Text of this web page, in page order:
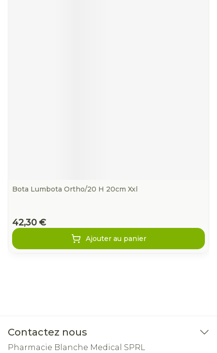
Bota Lumbota Ortho/20 H 20cm Xxl
42,30 €
Ajouter au panier
Contactez nous
Pharmacie Blanche Medical SPRL